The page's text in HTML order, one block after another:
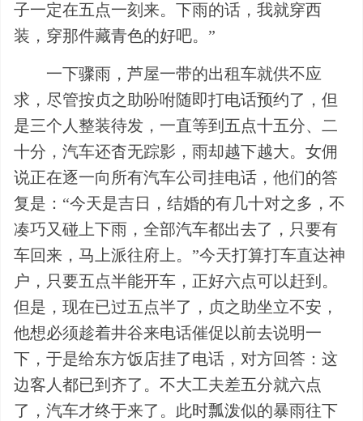
子一定在五点一刻来。下雨的话，我就穿西
装，穿那件藏青色的好吧。”
一下骤雨，芦屋一带的出租车就供不应
求，尽管按贞之助吩咐随即打电话预约了，但
是三个人整装待发，一直等到五点十五分、二
十分，汽车还杳无踪影，雨却越下越大。女佣
说正在逐一向所有汽车公司挂电话，他们的答
复是：“今天是吉日，结婚的有几十对之多，不
凑巧又碰上下雨，全部汽车都出去了，只要有
车回来，马上派往府上。”今天打算打车直达神
户，只要五点半能开车，正好六点可以赶到。
但是，现在已过五点半了，贞之助坐立不安，
他想必须趁着井谷来电话催促以前去说明一
下，于是给东方饭店挂了电话，对方回答：这
边客人都已到齐了。不大工夫差五分就六点
了，汽车才终于来了。此时瓢泼似的暴雨往下